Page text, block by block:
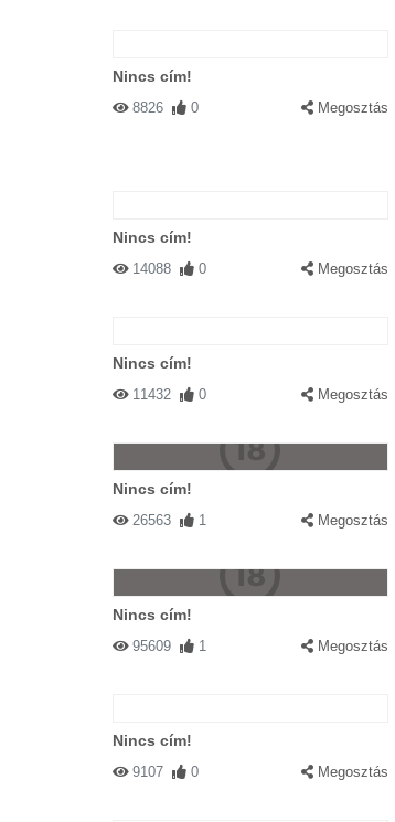
Nincs cím!
8826 0 Megosztás
Nincs cím!
14088 0 Megosztás
Nincs cím!
11432 0 Megosztás
Nincs cím!
26563 1 Megosztás
Nincs cím!
95609 1 Megosztás
Nincs cím!
9107 0 Megosztás